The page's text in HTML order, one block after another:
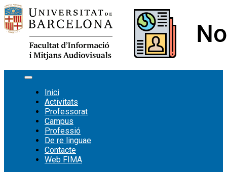
Vés
al
contingut
Inici
Activitats
Professorat
Campus
Professió
De re linguae
Contacte
Web FIMA